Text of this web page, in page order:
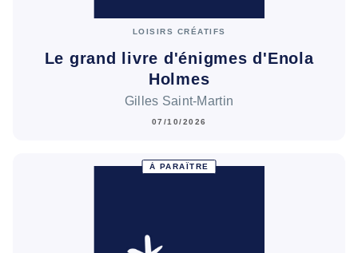
LOISIRS CRÉATIFS
Le grand livre d'énigmes d'Enola
Holmes
Gilles Saint-Martin
07/10/2026
À PARAÎTRE